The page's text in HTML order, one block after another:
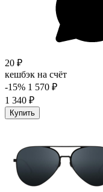
20 ₽
кешбэк на счёт
-15% 1 570 ₽
1 340 ₽
Купить